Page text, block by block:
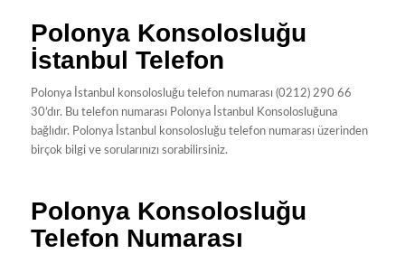
Polonya Konsolosluğu
İstanbul Telefon
Polonya İstanbul konsolosluğu telefon numarası (0212) 290 66
30’dır. Bu telefon numarası Polonya İstanbul Konsolosluğuna
bağlıdır. Polonya İstanbul konsolosluğu telefon numarası üzerinden
birçok bilgi ve sorularınızı sorabilirsiniz.
Polonya Konsolosluğu
Telefon Numarası